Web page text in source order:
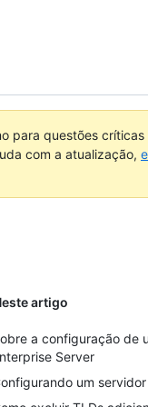
para questões
com a atualização,
artigo
a configuração de
Server
um